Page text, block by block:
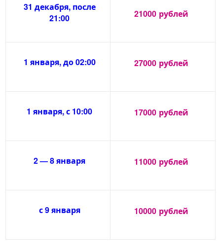
31 декабря, после
21:00
21000 рублей
1 января, до 02:00 27000 рублей
1 января, с 10:00 17000 рублей
2 — 8 января 11000 рублей
с 9 января 10000 рублей